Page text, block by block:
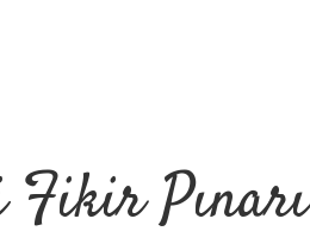
Fikir Pınarı